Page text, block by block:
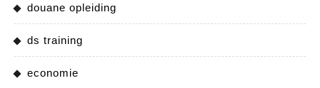
douane opleiding
ds training
economie